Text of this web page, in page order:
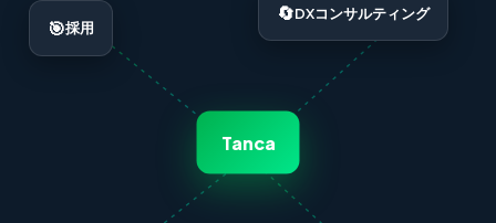
🎯採用
🔄DXコンサルティング
Tanca